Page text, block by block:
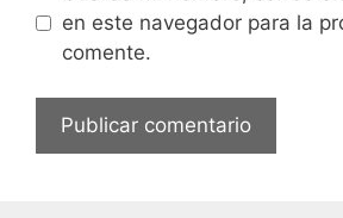
en este navegador para la
comente.